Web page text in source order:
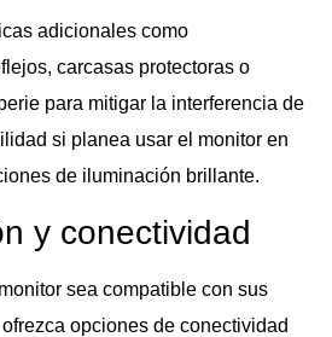
adicionales como
carcasas protectoras o
para mitigar la interferencia de
si planea usar el monitor en
de iluminación brillante.
y conectividad
sea compatible con sus
opciones de conectividad